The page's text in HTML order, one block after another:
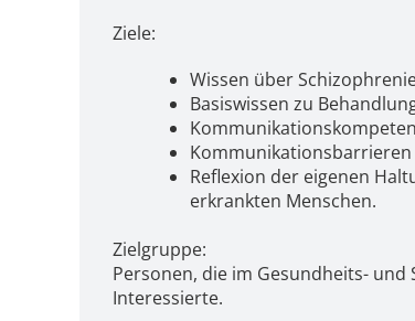
Ziele:
Wissen über
Basiswissen zu
Reflexion der eigenen
erkrankten Menschen.
Zielgruppe:
Personen, die im Gesundheits-
Interessierte.